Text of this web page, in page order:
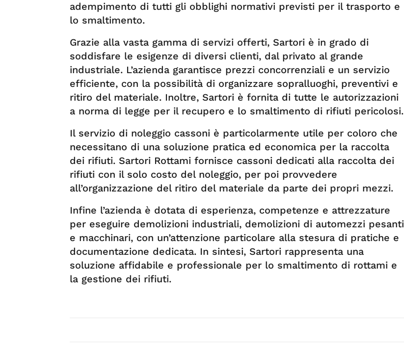
adempimento di tutti gli obblighi normativi previsti per il trasporto e
lo smaltimento.
Grazie alla vasta gamma di servizi offerti, Sartori è in grado di
soddisfare le esigenze di diversi clienti, dal privato al grande
industriale. L’azienda garantisce prezzi concorrenziali e un servizio
efficiente, con la possibilità di organizzare sopralluoghi, preventivi e
ritiro del materiale. Inoltre, Sartori è fornita di tutte le autorizzazioni
a norma di legge per il recupero e lo smaltimento di rifiuti pericolosi.
Il servizio di noleggio cassoni è particolarmente utile per coloro che
necessitano di una soluzione pratica ed economica per la raccolta
dei rifiuti. Sartori Rottami fornisce cassoni dedicati alla raccolta dei
rifiuti con il solo costo del noleggio, per poi provvedere
all’organizzazione del ritiro del materiale da parte dei propri mezzi.
Infine l’azienda è dotata di esperienza, competenze e attrezzature
per eseguire demolizioni industriali, demolizioni di automezzi pesanti
e macchinari, con un’attenzione particolare alla stesura di pratiche e
documentazione dedicata. In sintesi, Sartori rappresenta una
soluzione affidabile e professionale per lo smaltimento di rottami e
la gestione dei rifiuti.